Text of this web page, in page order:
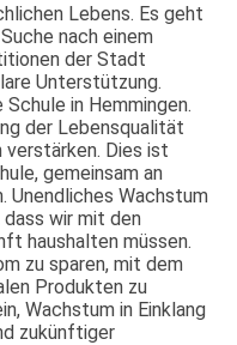
Lebens. Es geht
nach einem
der Stadt
Unterstützung.
in Hemmingen.
der Lebensqualität
verstärken. Dies ist
gemeinsam an
Unendliches Wachstum
wir mit den
haushalten müssen.
zu sparen, mit dem
Produkten zu
Wachstum in Einklang
zukünftiger